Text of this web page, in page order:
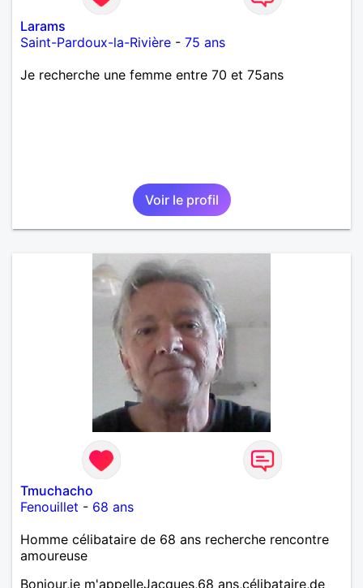
Larams
Saint-Pardoux-la-Rivière - 75 ans
Je recherche une femme entre 70 et 75ans
Voir le profil
Tmuchacho
Fenouillet - 68 ans
Homme célibataire de 68 ans recherche rencontre
amoureuse
Bonjour,je m'appelleJacques,68 ans,célibataire,de